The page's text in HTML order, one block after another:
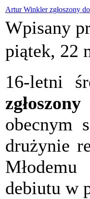
Artur Winkler zgłoszony
Wpisany
piątek, 22
16-letni
obecnym
drużynie
debiutu w